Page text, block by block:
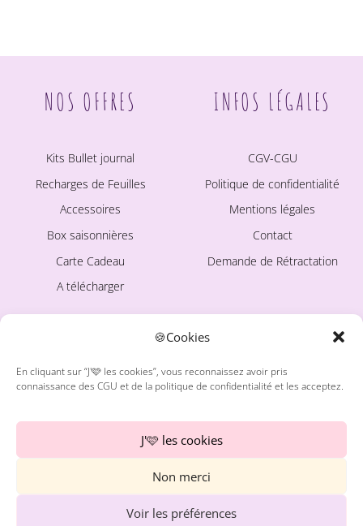
🍪Cookies
En cliquant sur “J'🩷 les cookies”, vous reconnaissez avoir pris
connaissance des CGU et de la politique de confidentialité et les acceptez.
J'🩷 les cookies
Non merci
Voir les préférences
sur
NOS OFFRES
Kits Bullet journal
Recharges de Feuilles
Accessoires
Box saisonnières
Carte Cadeau
A télécharger
INFOS LÉGALES
CGV-CGU
Politique de confidentialité
Mentions légales
Contact
Demande de Rétractation
Avis Clientes
confidentialitéet les
d'utilisation de Google